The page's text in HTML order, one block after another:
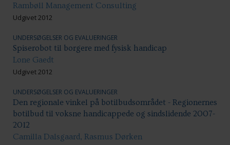
Rambøll Management Consulting
Udgivet 2012
UNDERSØGELSER OG EVALUERINGER
Spiserobot til borgere med fysisk handicap
Lone Gaedt
Udgivet 2012
UNDERSØGELSER OG EVALUERINGER
Den regionale vinkel på botilbudsområdet - Regionernes
botilbud til voksne handicappede og sindslidende 2007-
2012
Camilla Dalsgaard, Rasmus Dørken